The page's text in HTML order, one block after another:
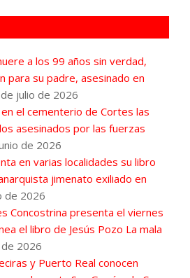
a los 99 años sin verdad,
para su padre, asesinado en
julio de 2026
el cementerio de Cortes las
asesinados por las fuerzas
de 2026
en varias localidades su libro
jimenato exiliado en
de 2026
Concostrina presenta el viernes
el libro de Jesús Pozo La mala
2026
y Puerto Real conocen